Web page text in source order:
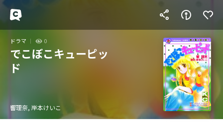
ドラマ 0
でこぼこキューピッ
ド
響理奈, 岸本けいこ